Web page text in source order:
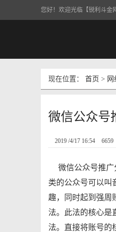
您好！欢迎光临【锐利斗金
现在位置： 首页 > 网
微信公众号
2019 /4/17 16:54 6659
微信公众号推
类的公众号可以叫
趣，同时起到强周
法。此法的核心是
法。直接将账号的